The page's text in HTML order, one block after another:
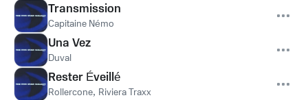
Transmission
Capitaine Némo
Una Vez
Duval
Rester Éveillé
Rollercone, Riviera Traxx